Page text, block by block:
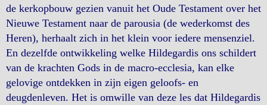
de kerkopbouw gezien vanuit het Oude Testament over het
Nieuwe Testament naar de parousia (de wederkomst des
Heren), herhaalt zich in het klein voor iedere mensenziel.
En dezelfde ontwikkeling welke Hildegardis ons schildert
van de krachten Gods in de macro-ecclesia, kan elke
gelovige ontdekken in zijn eigen geloofs- en
deugdenleven. Het is omwille van deze les dat Hildegardis